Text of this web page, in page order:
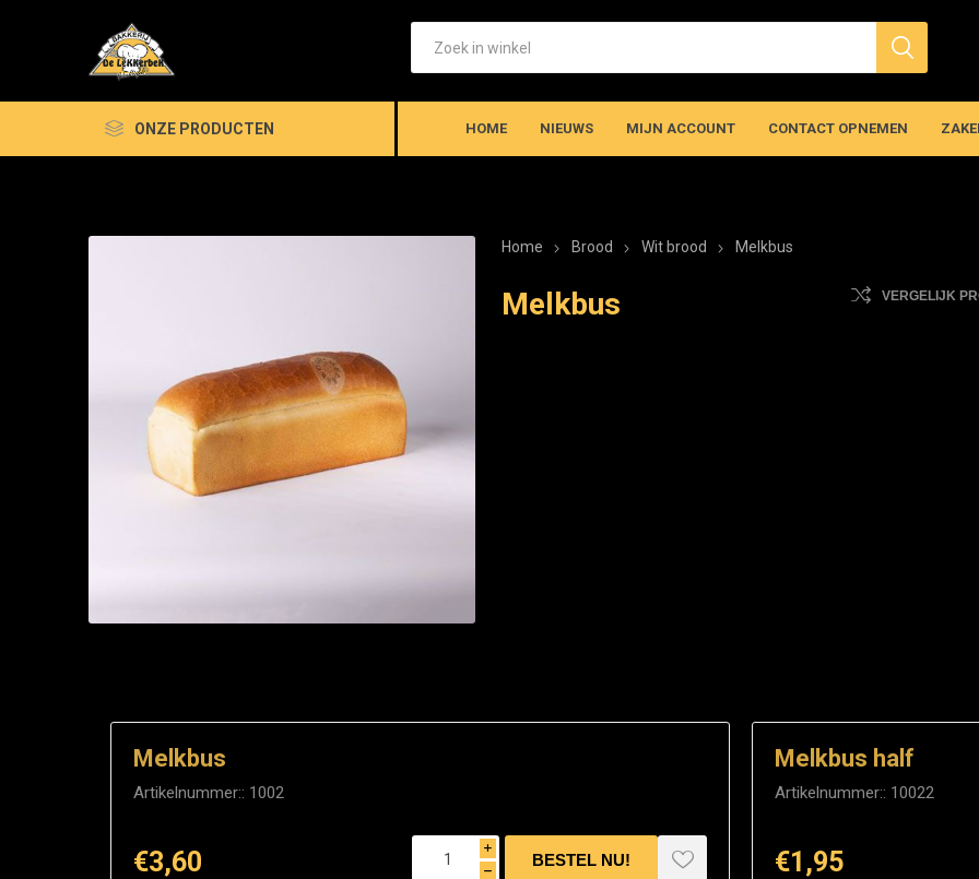
ONZE PRODUCTEN HOME NIEUWS MIJN ACCOUNT CONTACT OPNEMEN
Home Brood Wit brood Melkbus
Melkbus VERGELIJK
Melkbus
Artikelnummer:: 1002
€3,60 i
h
Melkbus half
Artikelnummer:: 10022
€1,95